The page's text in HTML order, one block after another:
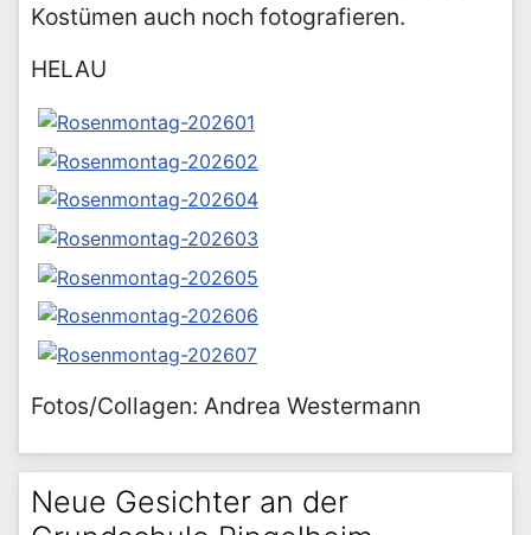
Kostümen auch noch fotografieren.
HELAU
Fotos/Collagen: Andrea Westermann
Neue Gesichter an der